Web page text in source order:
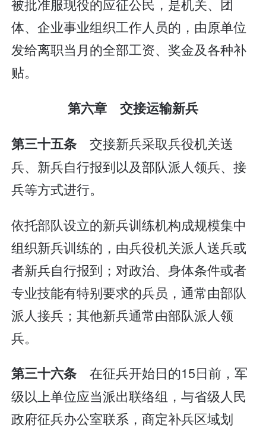
被批准服现役的应征公民，是机关、团
体、企业事业组织工作人员的，由原单位
发给离职当月的全部工资、奖金及各种补
贴。
第六章 交接运输新兵
第三十五条 交接新兵采取兵役机关送
兵、新兵自行报到以及部队派人领兵、接
兵等方式进行。
依托部队设立的新兵训练机构成规模集中
组织新兵训练的，由兵役机关派人送兵或
者新兵自行报到；对政治、身体条件或者
专业技能有特别要求的兵员，通常由部队
派人接兵；其他新兵通常由部队派人领
兵。
第三十六条 在征兵开始日的15日前，军
级以上单位应当派出联络组，与省级人民
政府征兵办公室联系，商定补兵区域划